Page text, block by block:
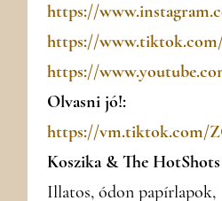
https://
https://www.tiktok.com/
https://
Olvasni jó!:
https://vm.tiktok.com/
Koszika & The
Illatos, ódon papírlapok,